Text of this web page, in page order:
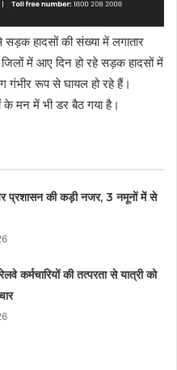
हादसों की संख्या में लगातार
में आए दिन हो रहे सड़क हादसों में
गंभीर रूप से घायल हो रहे हैं।
के मन में भी डर बैठ गया है।
प्रशासन की कड़ी नजर, 3 नमूनों में से
कर्मचारियों की तत्परता से यात्री को